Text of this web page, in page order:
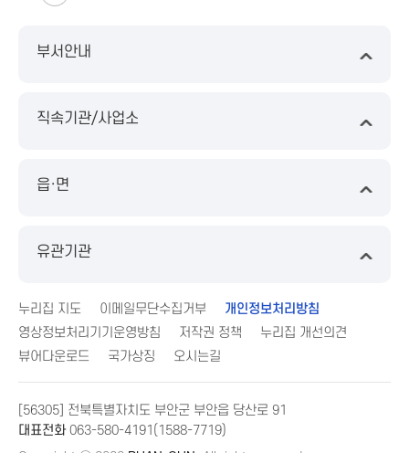
부서안내
직속기관/사업소
읍·면
유관기관
누리집 지도 이메일무단수집거부
개인정보처리방침
영상정보처리기기운영방침
저작권 정책
누리집 개선의견
뷰어다운로드
국가상징 오시는길
[56305] 전북특별자치도 부안군 부안읍 당산로 91
대표전화063-580-4191(1588-7719)